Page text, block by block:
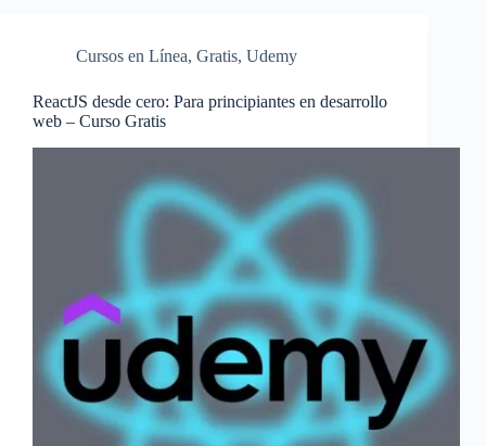
Cursos en Línea, Gratis, Udemy
ReactJS desde cero: Para principiantes en desarrollo
web – Curso Gratis